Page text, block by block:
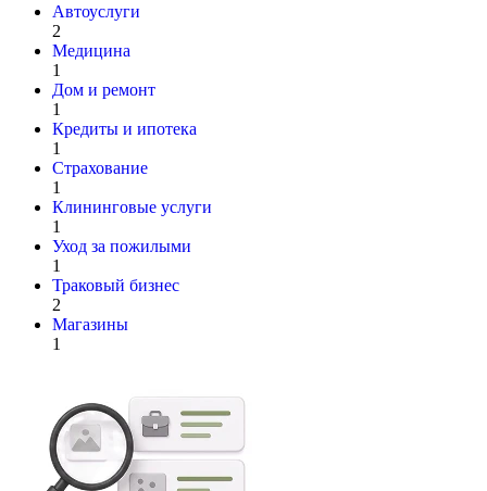
Автоуслуги
2
Медицина
1
Дом и ремонт
1
Кредиты и ипотека
1
Страхование
1
Клининговые услуги
1
Уход за пожилыми
1
Траковый бизнес
2
Магазины
1